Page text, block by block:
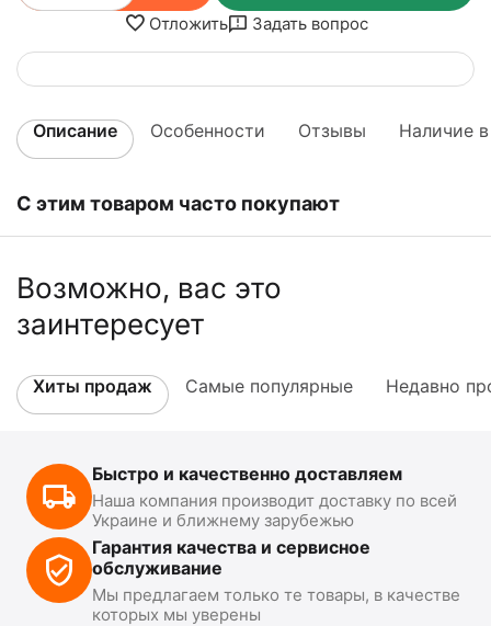
Отложить Задать вопрос
Описание Особенности Отзывы Наличие
С этим товаром часто покупают
Возможно, вас это
заинтересует
Хиты продаж Самые популярные Недавно
Быстро и качественно доставляем
Наша компания производит доставку по всей
Украине и ближнему зарубежью
Гарантия качества и сервисное
обслуживание
Мы предлагаем только те товары, в качестве
которых мы уверены